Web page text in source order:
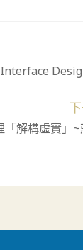
「解構虛實」